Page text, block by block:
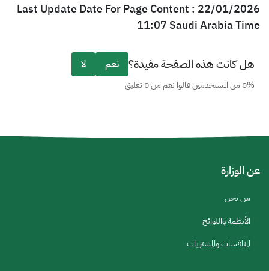
Last Update Date For Page Content : 22/01/2026
11:07 Saudi Arabia Time
هل كانت هذه الصفحة مفيدة؟ نعم لا
0% من المستخدمين قالوا نعم من 0 تعليق
عن الوزارة
من نحن
الأنظمة واللوائح
المنافسات والمشتريات